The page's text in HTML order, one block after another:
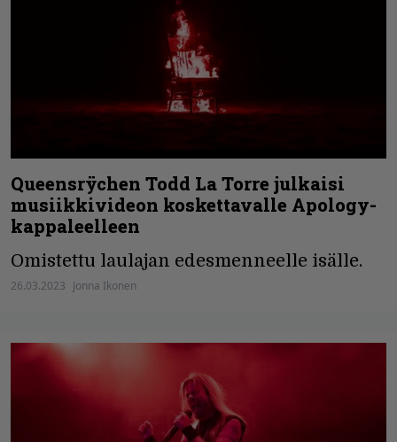
Queensrÿchen Todd La Torre julkaisi
musiikkivideon koskettavalle Apology-
kappaleelleen
Omistettu laulajan edesmenneelle isälle.
26.03.2023 Jonna Ikonen